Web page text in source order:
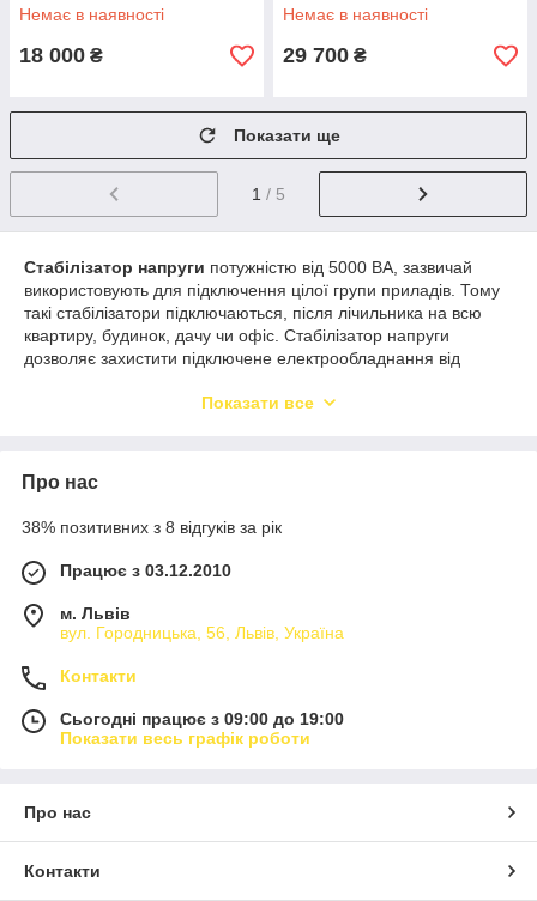
Немає в наявності
18 000 ₴
Немає в наявності
29 700 ₴
Показати ще
1 / 5
Стабілізатор напруги потужністю від 5000 ВА, зазвичай
використовують для підключення цілої групи приладів. Тому
такі стабілізатори підключаються, після лічильника на всю
квартиру, будинок, дачу чи офіс. Стабілізатор напруги
дозволяє захистити підключене електрообладнання від
Підключена техніка працюватиме в штатному режимі, без
Показати все
Про нас
38% позитивних з 8 відгуків за рік
Працює з 03.12.2010
м. Львів
вул. Городницька, 56, Львів, Україна
Контакти
Сьогодні працює з 09:00 до 19:00
Показати весь графік роботи
Про нас
Контакти